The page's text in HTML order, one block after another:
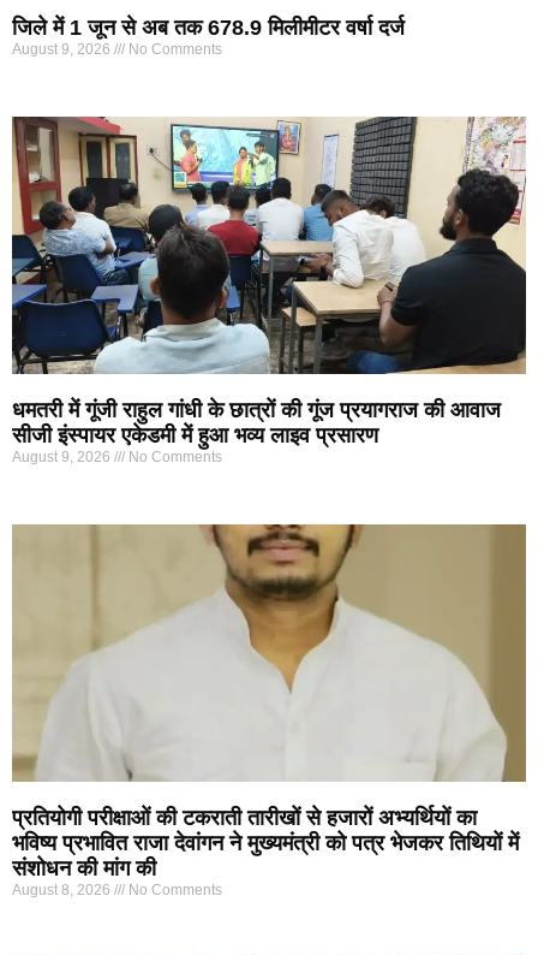
जिले में 1 जून से अब तक 678.9 मिलीमीटर वर्षा दर्ज
August 9, 2026 No Comments
धमतरी में गूंजी राहुल गांधी के छात्रों की गूंज प्रयागराज की आवाज
सीजी इंस्पायर एकेडमी में हुआ भव्य लाइव प्रसारण
August 9, 2026 No Comments
प्रतियोगी परीक्षाओं की टकराती तारीखों से हजारों अभ्यर्थियों का
भविष्य प्रभावित राजा देवांगन ने मुख्यमंत्री को पत्र भेजकर तिथियों में
संशोधन की मांग की
August 8, 2026 No Comments